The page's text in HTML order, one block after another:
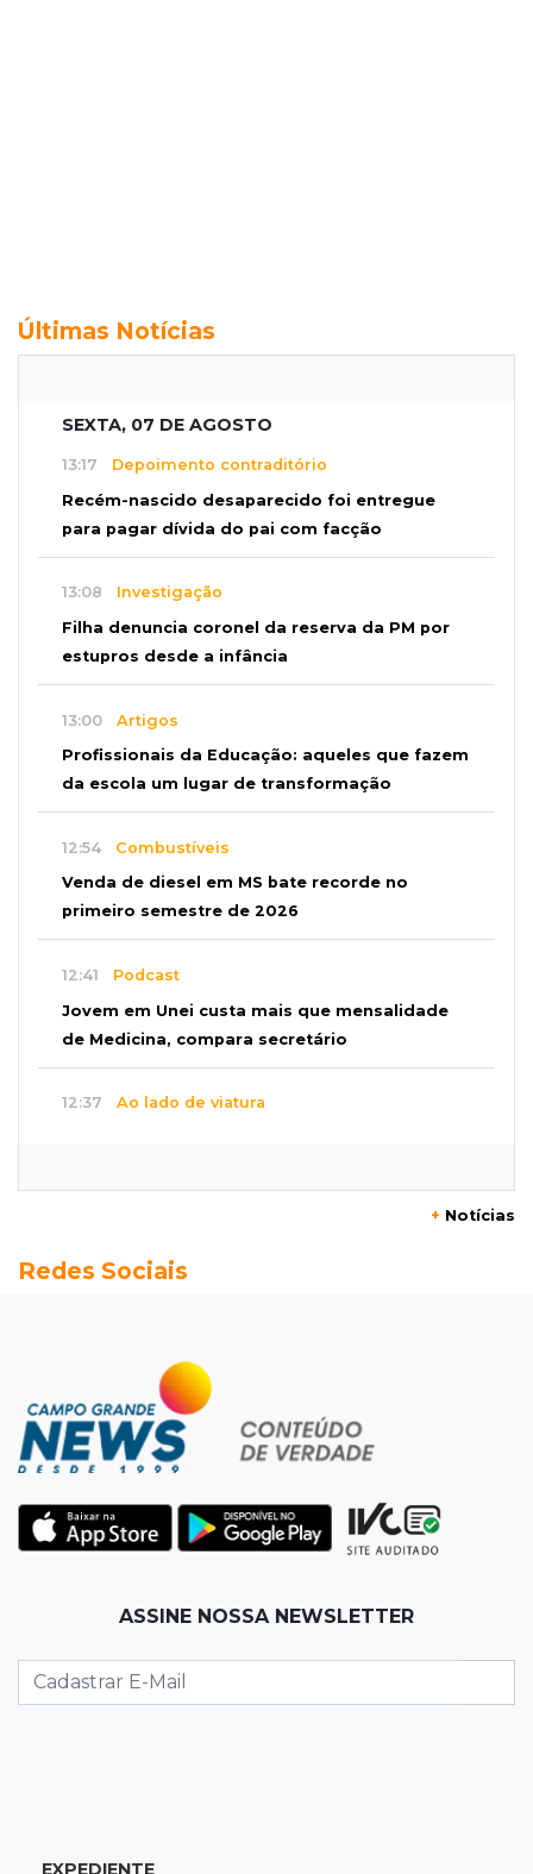
Últimas Notícias
SEXTA, 07 DE AGOSTO
13:17 Depoimento contraditório
Recém-nascido desaparecido foi entregue
para pagar dívida do pai com facção
13:08 Investigação
Filha denuncia coronel da reserva da PM por
estupros desde a infância
13:00 Artigos
Profissionais da Educação: aqueles que fazem
da escola um lugar de transformação
12:54 Combustíveis
Venda de diesel em MS bate recorde no
primeiro semestre de 2026
12:41 Podcast
Jovem em Unei custa mais que mensalidade
de Medicina, compara secretário
12:37 Ao lado de viatura
Adriane relata violência política e reforça
Amigos se despedem de Scalise e recordam
criatividade sem limites
Trajetória de membros do PCC revela
presença em metade dos presídios de MS
Trânsito
homicídio
11:34Disputa acirrada
+ Notícias
Redes Sociais
ASSINE NOSSA NEWSLETTER
EXPEDIENTE